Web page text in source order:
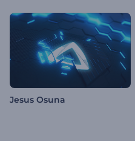
Jesus Osuna